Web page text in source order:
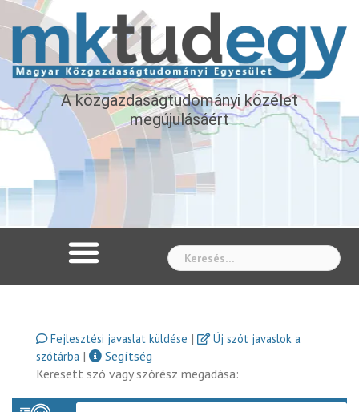
A közgazdaságtudományi közélet
megújulásáért
Fejlesztési javaslat küldése |
Új szót javaslok a
szótárba |
Segítség
Keresett szó vagy szórész megadása: